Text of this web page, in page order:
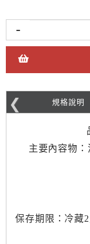
-
規格說明
主要內容物
保存期限：冷藏